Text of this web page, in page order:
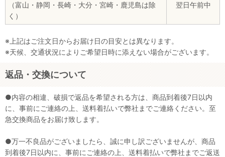
（富山・静岡・長崎・大分・宮崎・鹿児島は除
く）
翌日午前中
※上記はご注文日からお届け日の目安とは異なります。
※天候、交通状況によりご希望日時に添えない場合がございます。
返品・交換について
●内容の相違、破損で返品を希望される方は、商品到着後7日以内
に、事前にご連絡の上、送料着払いで弊社までご連絡ください。至
急交換商品をお届け致します。
●万一不良品がございましたら、誠に申し訳ございませんが、商品
到着後7日以内に、事前にご連絡の上、送料着払いで弊社までご返送